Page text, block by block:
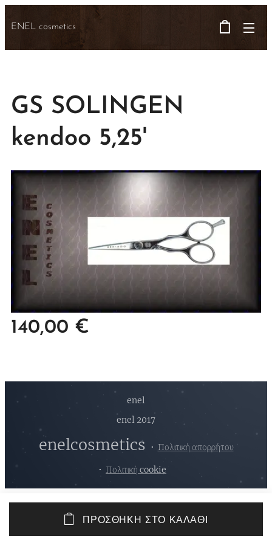
ENEL cosmetics
GS SOLINGEN
kendoo 5,25'
140,00 €
ΠΡΟΣΘΉΚΗ ΣΤΟ ΚΑΛΆΘΙ
enel
enel 2017
enelcosmetics Πολιτική απορρήτου
Πολιτική cookie